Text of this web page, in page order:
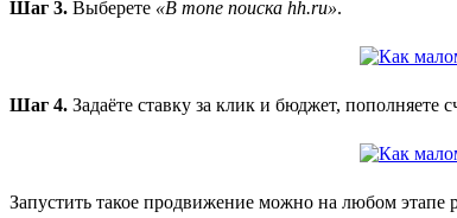
Шаг 3. Выберете «В топе поиска hh.ru».
Шаг 4. Задаёте ставку за клик и бюджет, пополняете
Запустить такое продвижение можно на любом